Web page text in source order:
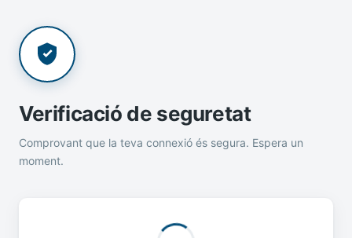
Verificació de seguretat
Comprovant que la teva connexió és segura. Espera un
moment.